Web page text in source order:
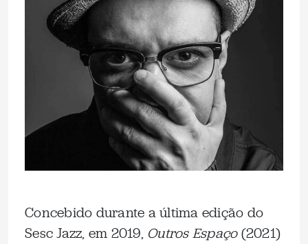
Concebido durante a última edição do
Sesc Jazz, em 2019, Outros Espaço(2021)